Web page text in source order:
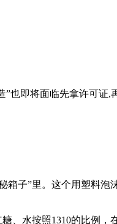
也即将面临先拿许可证,
子”里。这个用塑料泡
、水按照1310的比例，